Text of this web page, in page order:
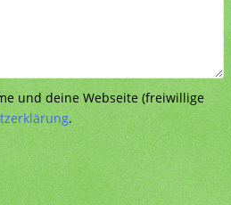
und deine Webseite (freiwillige
.